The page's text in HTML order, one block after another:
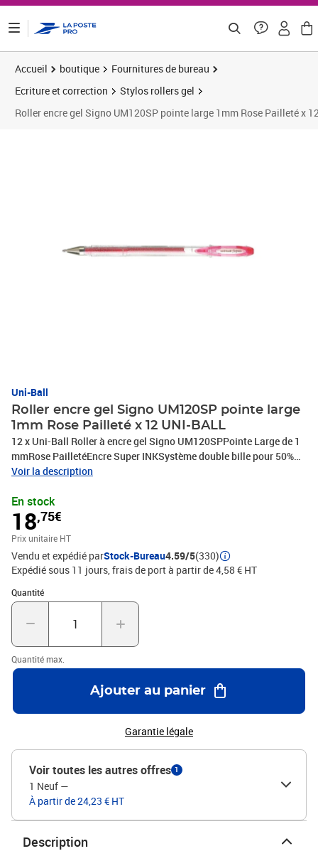
Accueil boutique
Fournitures de bureau
Ecriture et correction
Stylos rollers gel
Roller encre gel Signo UM120SP pointe large 1mm Rose Pailleté x
Uni-Ball
Roller encre gel Signo UM120SP pointe large
1mm Rose Pailleté x 12 UNI-BALL
12 x Uni-Ball Roller à encre gel Signo UM120SPPointe Large de 1
mmRose PailletéEncre Super INKSystème double bille pour 50%
d'écriture en plus, PHOTOS NON CONTRACTUELLES
Voir la description
En stock
18,75€
Prix unitaire HT
Vendu et expédié parStock-Bureau4.59/5(330)
Expédié sous 11 jours, frais de port à partir de 4,58 € HT
Quantité
Quantité : 1
Quantité max.
Ajouter au panier
Garantie légale
Voir toutes les autres offres 1
1 Neuf —
À partir de 24,23 € HT
Description